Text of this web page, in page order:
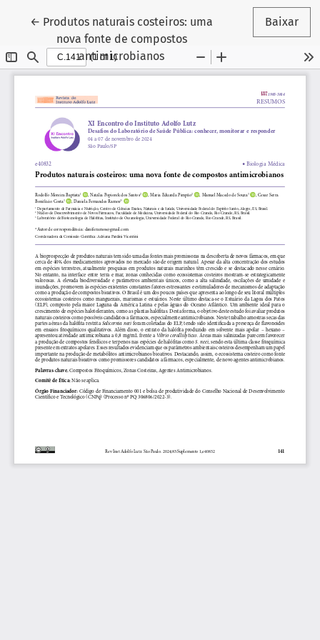
← Voltar aos Detalhes do Artigo
Produtos naturais costeiros: uma
nova fonte de compostos
antimicrobianos
Baixar